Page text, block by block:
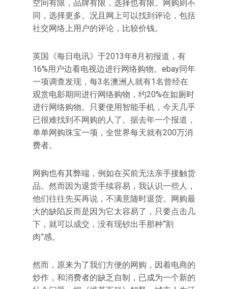
空间有限，品牌有限，选择也有限。网购则不
同，选择更多。况且网上可以找到评论，包括
社交网络上用户的评论，比较价钱。
英国《每日电讯》于2013年8月初报道，有
16%用户边看电视边进行网络购物。ebay同年
一项调查发现，每3名澳洲人就有1名曾经在
观赏电影期间进行网络购物，约20%在如厕时
进行网络购物。只要使用智能手机，今天几乎
已很难找到不网购的人了。据去年一个报道，
单单网购珠宝一项，全世界每天就有200万消
费者。
网购也有其弊端，例如在买前无法亲手接触货
品。然而因为退货手续容易，我认识一些人，
他们往往先买再说，不满意随时退货。网购最
大的缺陷反而是因为它太容易了，只要点击几
下，就可以成交，没有现钞出手那种“割
肉”感。
然而，原来为了我们方便的网购，因着电商的
炒作，和消费者的缺乏自制，已成为一个新的